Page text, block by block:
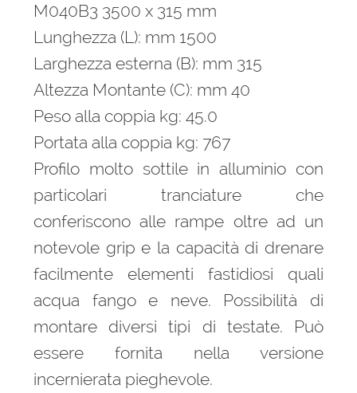
M040B3 3500 x 315 mm
Lunghezza (L): mm 1500
Larghezza esterna (B): mm 315
Altezza Montante (C): mm 40
Peso alla coppia kg: 45.0
Portata alla coppia kg: 767
Profilo molto sottile in alluminio con
particolari tranciature che
conferiscono alle rampe oltre ad un
notevole grip e la capacità di drenare
facilmente elementi fastidiosi quali
acqua fango e neve. Possibilità di
montare diversi tipi di testate. Può
essere fornita nella versione
incernierata pieghevole.